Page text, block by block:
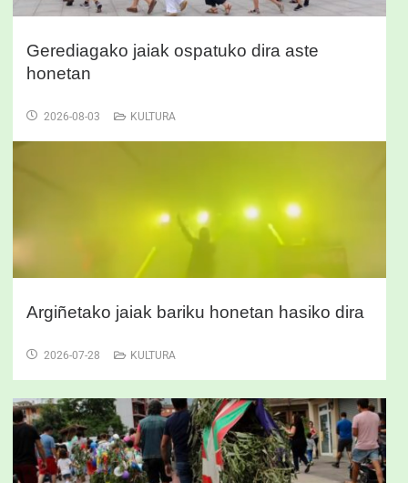
Gerediagako jaiak ospatuko dira aste
honetan
2026-08-03 KULTURA
Argiñetako jaiak bariku honetan hasiko dira
2026-07-28 KULTURA